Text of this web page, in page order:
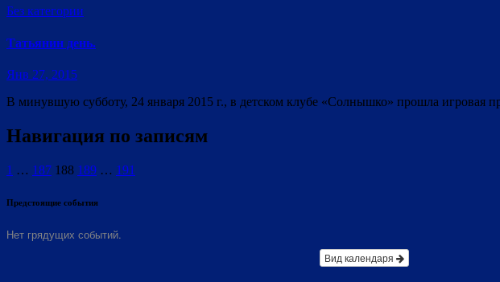
Без категории
Татьянин день.
Янв 27, 2015
В минувшую субботу, 24 января 2015 г., в детском клубе «Солнышко» прошла
Навигация по записям
1 … 187 188 189 … 191
Предстоящие события
Нет грядущих событий.
Вид календаря